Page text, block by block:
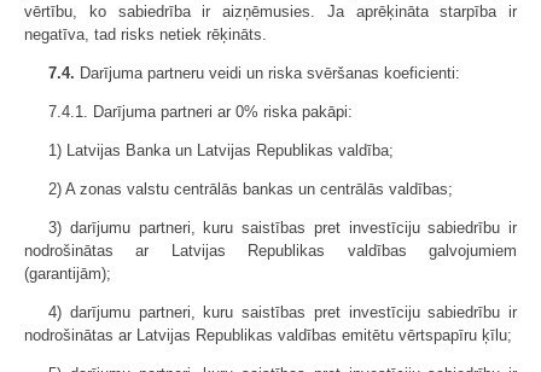
vērtību, ko sabiedrība ir aizņēmusies. Ja aprēķināta starpība ir
negatīva, tad risks netiek rēķināts.
7.4. Darījuma partneru veidi un riska svēršanas koeficienti:
7.4.1. Darījuma partneri ar 0% riska pakāpi:
1) Latvijas Banka un Latvijas Republikas valdība;
2) A zonas valstu centrālās bankas un centrālās valdības;
3) darījumu partneri, kuru saistības pret investīciju sabiedrību ir
nodrošinātas ar Latvijas Republikas valdības galvojumiem
(garantijām);
4) darījumu partneri, kuru saistības pret investīciju sabiedrību ir
nodrošinātas ar Latvijas Republikas valdības emitētu vērtspapīru ķīlu;